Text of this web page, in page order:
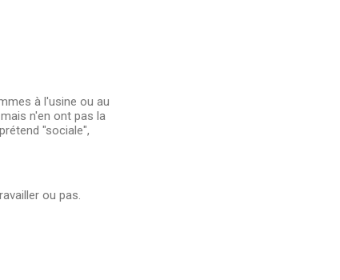
à l'usine ou au
n'en ont pas la
"sociale",
ou pas.